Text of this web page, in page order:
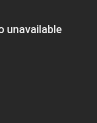
200601雪景色